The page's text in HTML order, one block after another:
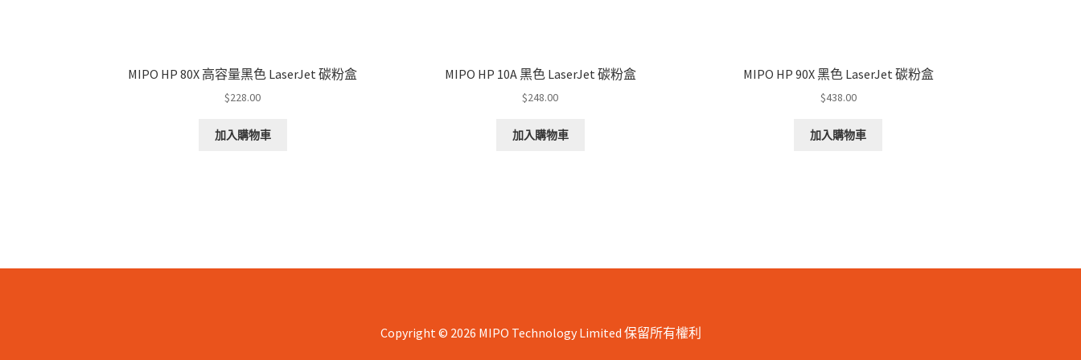
MIPO HP 80X 高容量黑色 LaserJet 碳粉盒
$228.00
加入購物車
MIPO HP 10A 黑色 LaserJet 碳粉盒
$248.00
加入購物車
MIPO HP 90X 黑色 LaserJet 碳粉盒
$438.00
加入購物車
Copyright © 2026 MIPO Technology Limited 保留所有權利